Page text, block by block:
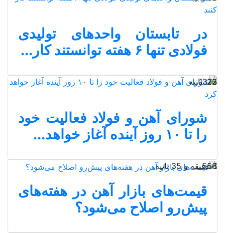
در تابستان واحدهای تولیدی
فولادی تنها ۶ هفته توانستند کار...
23 ثانیه
1372
شورای آهن و فولاد فعالیت خود
را تا ۱۰ روز آینده آغاز خواهد...
1 دقیقه و 35 ثانیه
556
قیمت‌های بازار آهن در هفته‌های
پیش‌رو اصلاح می‌شود؟